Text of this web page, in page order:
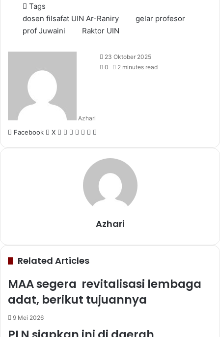
Tags
dosen filsafat UIN Ar-Raniry
gelar profesor
prof Juwaini
Raktor UIN
Azhari
23 Oktober 2025
0
2 minutes read
Facebook X LinkedIn
Tumblr
Pinterest
Reddit
VKontakte
Share
Azhari
Related Articles
MAA segera revitalisasi lembaga
adat, berikut tujuannya
9 Mei 2026